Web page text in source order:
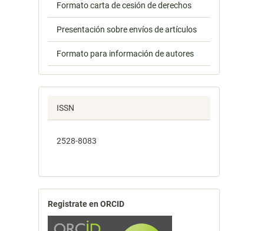
Formato carta de cesión de derechos
Presentación sobre envíos de artículos
Formato para información de autores
ISSN
2528-8083
Registrate en ORCID